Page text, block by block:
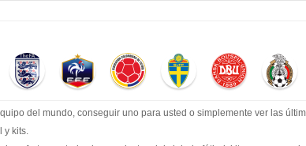
del mundo, conseguir uno para usted o simplemente ver las
y kits.